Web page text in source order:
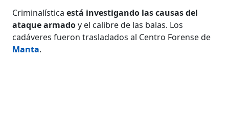
Criminalísticaestá investigando las causas del
ataque armadoy el calibre de las balas. Los
cadáveres fueron trasladados al Centro Forense de
Manta.